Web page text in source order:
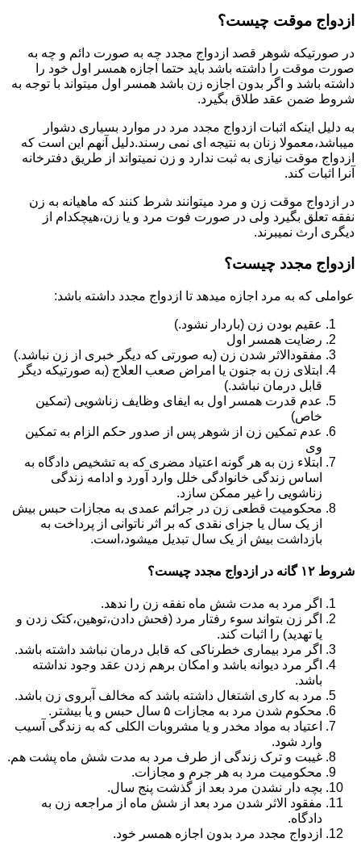
ازدواج موقت چیست؟
در صورتیکه شوهر قصد ازدواج مجدد چه به صورت دائم و چه به
صورت موقت را داشته باشد باید حتما اجازه همسر اول خود را
داشته باشد و اگر بدون اجازه زن باشد همسر اول میتواند با توجه به
شروط ضمن عقد طلاق بگیرد.
به دلیل اینکه اثبات ازدواج مجدد مرد در موارد بسیاری دشوار
میباشد،معمولا زنان به نتیجه ای نمی رسند.دلیل آنهم این است که
ازدواج موقت نیازی به ثبت ندارد و زن نمیتواند از طریق دفترخانه
آنرا اثبات کند.
در ازدواج موقت زن و مرد میتوانند شرط کنند که ماهیانه به زن
نفقه تعلق بگیرد ولی در صورت فوت مرد و یا زن،هیچکدام از
دیگری ارث نمیبرند.
ازدواج مجدد چیست؟
عواملی که به مرد اجازه میدهد تا ازدواج مجدد داشته باشد:
عقیم بودن زن (باردار نشود.)
رضایت همسر اول
مفقودالاثر شدن زن (به صورتی که دیگر خبری از زن نباشد.)
ابتلای زن به جنون یا امراض صعب العلاج (به صورتیکه دیگر
قابل درمان نباشد.)
عدم قدرت همسر اول به ایفای وظایف زناشویی (تمکین
خاص)
عدم تمکین زن از شوهر پس از صدور حکم الزام به تمکین
وی
ابتلاء زن به هر گونه اعتیاد مضری که به تشخیص دادگاه به
اساس زندگی خانوادگی خلل وارد آورد و ادامه زندگی
زناشویی را غیر ممکن سازد.
محکومیت قطعی زن در جرائم عمدی به مجازات حبس بیش
از یک سال یا جزای نقدی که بر اثر ناتوانی از پرداخت به
بازداشت بیش از یک سال تبدیل می‎شود،است.
شروط ۱۲ گانه در ازدواج مجدد چیست؟
اگر مرد به مدت شش ماه نفقه زن را ندهد.
اگر زن بتواند سوء رفتار مرد (فحش دادن،توهین،کتک زدن و
یا تهدید) را اثبات کند.
اگر مرد بیماری خطرناکی که قابل درمان نباشد داشته باشد.
اگر مرد دیوانه باشد و امکان برهم زدن عقد وجود نداشته
باشد.
مرد به کاری اشتغال داشته باشد که مخالف آبروی زن باشد.
محکوم شدن مرد به مجازات ۵ سال حبس و یا بیشتر.
اعتیاد به مواد مخدر و یا مشروبات الکلی که به زندگی آسیب
وارد شود.
غیبت و ترک زندگی از طرف مرد به مدت شش ماه پشت هم.
محکومیت مرد به هر جرم و مجازات.
بچه دار نشدن مرد بعد از گذشت پنج سال.
مفقود الاثر شدن مرد بعد از شش ماه از مراجعه زن به
دادگاه.
ازدواج مجدد مرد بدون اجازه همسر خود.